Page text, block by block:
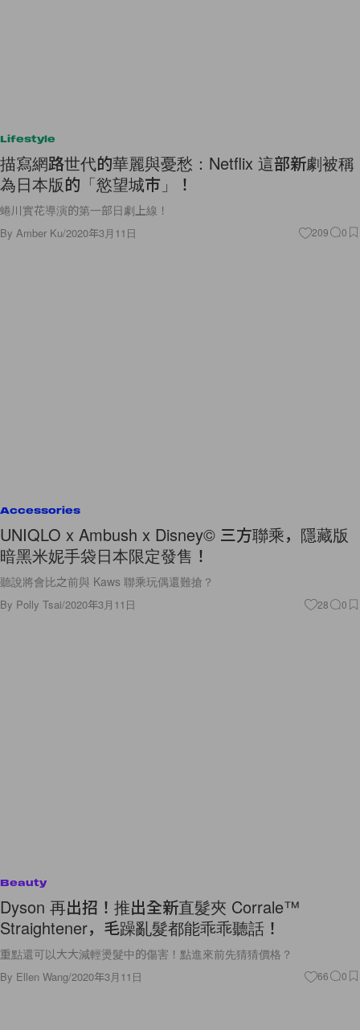
Lifestyle
描寫網路世代的華麗與憂愁：Netflix 這部新劇被稱
為日本版的「慾望城市」！
蜷川實花導演的第一部日劇上線！
By Amber Ku/2020年3月11日 209 0
Accessories
UNIQLO x Ambush x Disney© 三方聯乘，隱藏版
暗黑米妮手袋日本限定發售！
聽說將會比之前與 Kaws 聯乘玩偶還難搶？
By Polly Tsai/2020年3月11日 28 0
Beauty
Dyson 再出招！推出全新直髮夾 Corrale™
Straightener，毛躁亂髮都能乖乖聽話！
重點還可以大大減輕燙髮中的傷害！點進來前先猜猜價格？
By Ellen Wang/2020年3月11日 66 0